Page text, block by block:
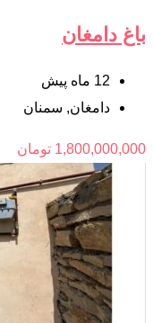
باغ دامغان
12 ماه پیش
دامغان, سمنان
1,800,000,000 تومان